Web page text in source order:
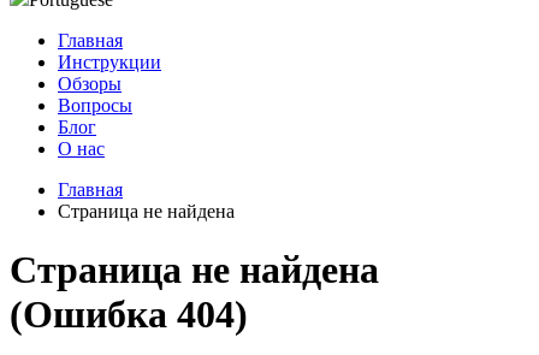
Главная
Инструкции
Обзоры
Вопросы
Блог
О нас
Главная
Страница не найдена
Страница не найдена
(Ошибка 404)